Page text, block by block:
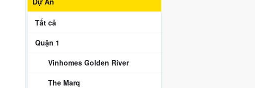
Tất cả
Quận 1
Vinhomes Golden River
The Marq